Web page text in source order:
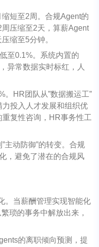
缩短至2周。合规Agent的
周压缩至2天，算薪Agent
压缩至5分钟。
至0.1%。系统内置的
异常数据实时标红，人
。 HR团队从”数据搬运工”
力投入人才发展和组织优
重复性咨询， HR事务性工
”主动防御”的转变。合规
，避免了潜在的合规风
。当薪酬管理实现智能化
琐的事务中解放出来，
的离职倾向预测，提